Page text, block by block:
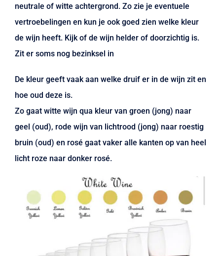
neutrale of witte achtergrond. Zo zie je eventuele
vertroebelingen en kun je ook goed zien welke kleur
de wijn heeft. Kijk of de wijn helder of doorzichtig is.
Zit er soms nog bezinksel in
De kleur geeft vaak aan welke druif er in de wijn zit en
hoe oud deze is.
Zo gaat witte wijn qua kleur van groen (jong) naar
geel (oud), rode wijn van lichtrood (jong) naar roestig
bruin (oud) en rosé gaat vaker alle kanten op van heel
licht roze naar donker rosé.